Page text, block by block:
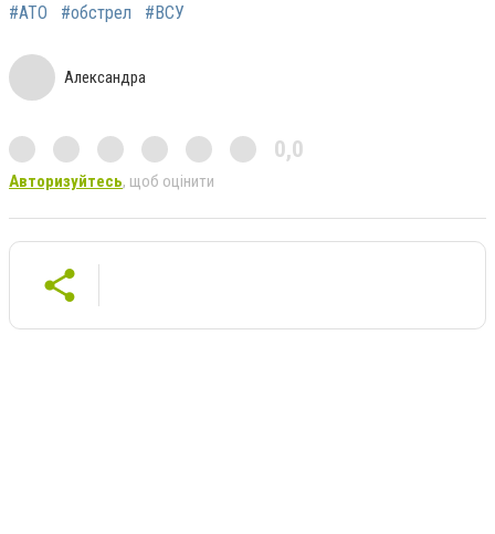
#АТО #обстрел #ВСУ
Александра
0,0
Авторизуйтесь, щоб оцінити